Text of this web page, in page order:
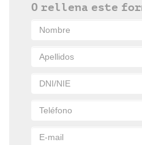
O rellena este